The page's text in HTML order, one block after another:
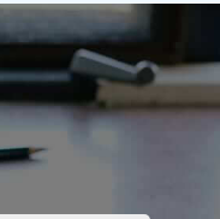
年11月
年8月
年5月
年2月